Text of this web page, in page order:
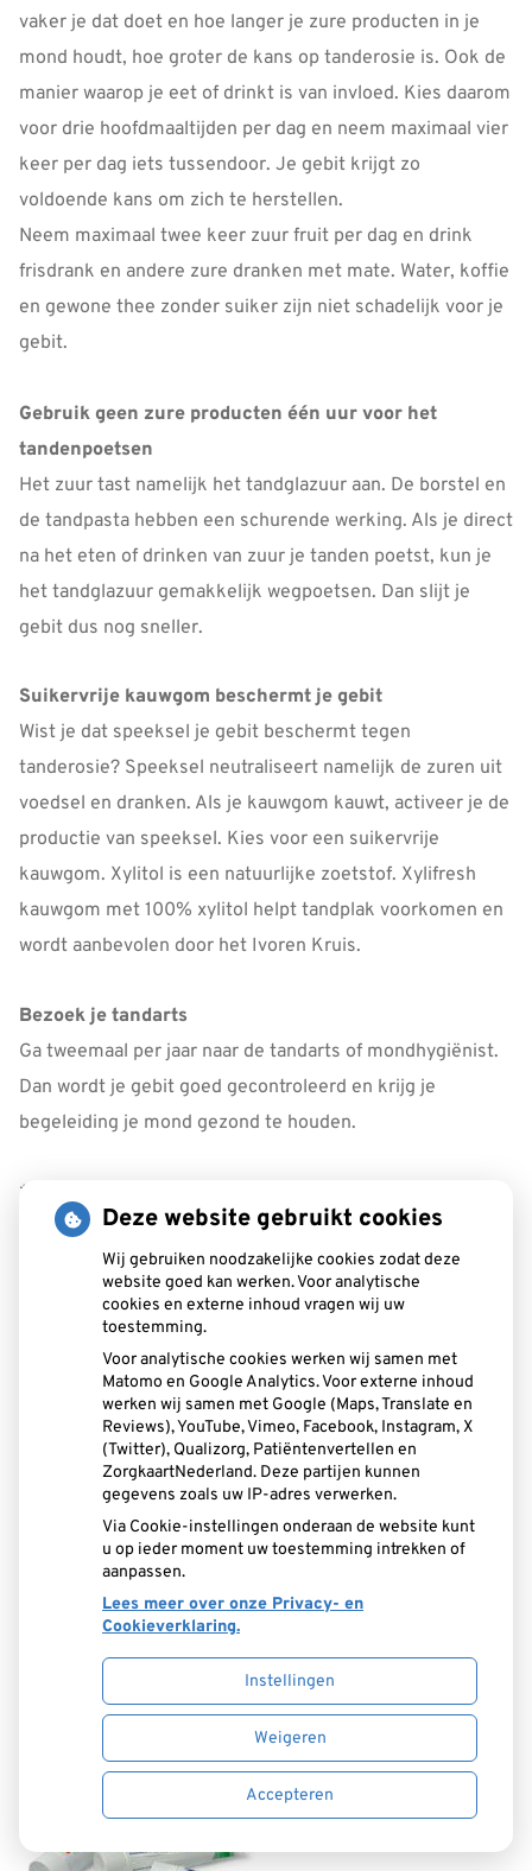
vaker je dat doet en hoe langer je zure producten in je
mond houdt, hoe groter de kans op tanderosie is. Ook de
manier waarop je eet of drinkt is van invloed. Kies daarom
voor drie hoofdmaaltijden per dag en neem maximaal vier
keer per dag iets tussendoor. Je gebit krijgt zo
voldoende kans om zich te herstellen.
Neem maximaal twee keer zuur fruit per dag en drink
frisdrank en andere zure dranken met mate. Water, koffie
en gewone thee zonder suiker zijn niet schadelijk voor je
gebit.
Gebruik geen zure producten één uur voor het
tandenpoetsen
Het zuur tast namelijk het tandglazuur aan. De borstel en
de tandpasta hebben een schurende werking. Als je direct
na het eten of drinken van zuur je tanden poetst, kun je
het tandglazuur gemakkelijk wegpoetsen. Dan slijt je
gebit dus nog sneller.
Suikervrije kauwgom beschermt je gebit
Wist je dat speeksel je gebit beschermt tegen
tanderosie? Speeksel neutraliseert namelijk de zuren uit
voedsel en dranken. Als je kauwgom kauwt, activeer je de
productie van speeksel. Kies voor een suikervrije
kauwgom. Xylitol is een natuurlijke zoetstof. Xylifresh
kauwgom met 100% xylitol helpt tandplak voorkomen en
wordt aanbevolen door het Ivoren Kruis.
Bezoek je tandarts
Ga tweemaal per jaar naar de tandarts of mondhygiënist.
Dan wordt je gebit goed gecontroleerd en krijg je
begeleiding je mond gezond te houden.
*) = parts per million
Deze website gebruikt cookies
Wij gebruiken noodzakelijke cookies zodat deze
website goed kan werken. Voor analytische
cookies en externe inhoud vragen wij uw
toestemming.
Voor analytische cookies werken wij samen met
Matomo en Google Analytics. Voor externe inhoud
werken wij samen met Google (Maps, Translate en
Reviews), YouTube, Vimeo, Facebook, Instagram, X
(Twitter), Qualizorg, Patiëntenvertellen en
ZorgkaartNederland. Deze partijen kunnen
gegevens zoals uw IP-adres verwerken.
Via Cookie-instellingen onderaan de website kunt
u op ieder moment uw toestemming intrekken of
aanpassen.
Lees meer over onze Privacy- en
Cookieverklaring.
Instellingen
Weigeren
Accepteren